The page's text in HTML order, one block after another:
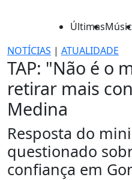
Últimas
NOTÍCIAS | ATUALIDADE
TAP: "Não é o
retirar mais
Medina
Resposta do
questionado
confiança em